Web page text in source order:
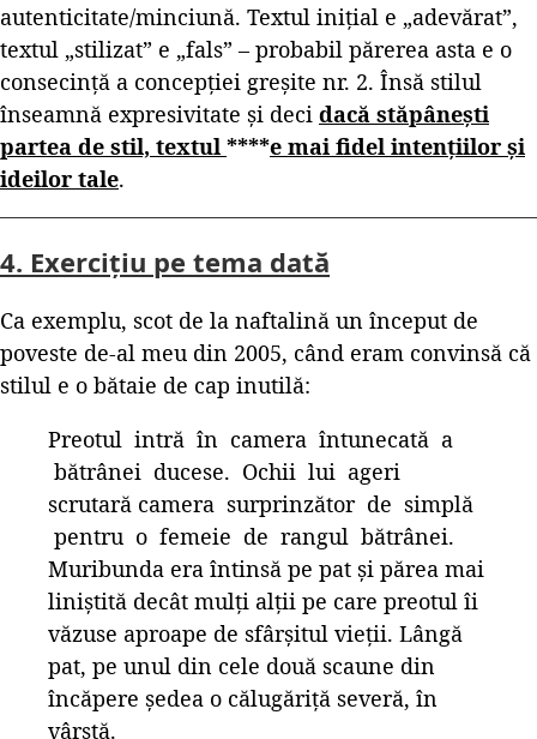
autenticitate/minciună. Textul inițial e „adevărat”,
textul „stilizat” e „fals” – probabil părerea asta e o
consecință a concepției greșite nr. 2. Însă stilul
înseamnă expresivitate și deci dacă stăpânești
partea de stil, textul ****e mai fidel intențiilor și
ideilor tale.
4. Exercițiu pe tema dată
Ca exemplu, scot de la naftalină un început de
poveste de-al meu din 2005, când eram convinsă că
stilul e o bătaie de cap inutilă:
Preotul intră în camera întunecată a
bătrânei ducese. Ochii lui ageri
scrutară camera surprinzător de simplă
pentru o femeie de rangul bătrânei.
Muribunda era întinsă pe pat şi părea mai
liniştită decât mulţi alţii pe care preotul îi
văzuse aproape de sfârşitul vieţii. Lângă
pat, pe unul din cele două scaune din
încăpere şedea o călugăriţă severă, în
vârstă.